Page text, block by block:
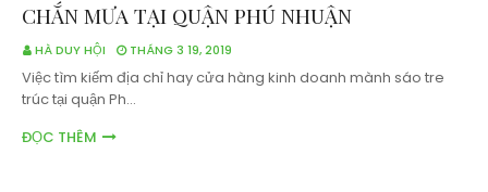
CHẮN MƯA TẠI QUẬN PHÚ NHUẬN
HÀ DUY HỘI THÁNG 3 19, 2019
Việc tìm kiếm địa chỉ hay cửa hàng kinh doanh mành sáo tre
trúc tại quận Ph…
ĐỌC THÊM